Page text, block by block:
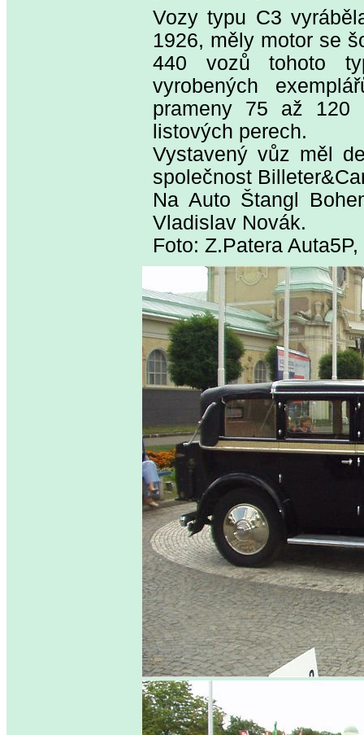
Vozy typu C3
1926, měly motor se
440 vozů tohoto
vyrobených
prameny 75 až 120
listových perech.
Vystavený vůz měl
společnost
Na Auto Štangl
Vladislav Novák.
Foto: Z.Patera